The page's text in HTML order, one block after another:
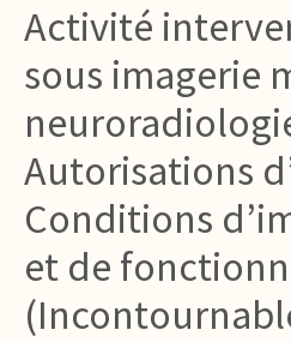
Activité
sous imagerie
Autorisations
Conditions
et de